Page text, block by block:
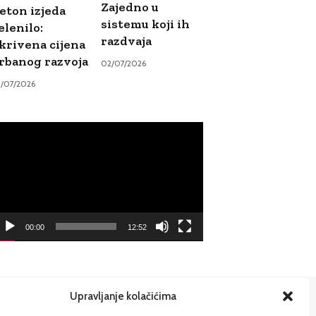
Upravljanje kolačićima
izjeda
cijena
razvoja
07/2026
Zajedno u
sistemu koji ih
razdvaja
02/07/2026
00:00 12:52